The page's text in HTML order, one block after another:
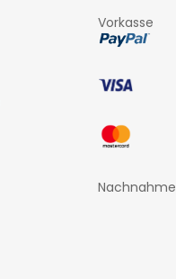
Vorkasse
Nachnahme